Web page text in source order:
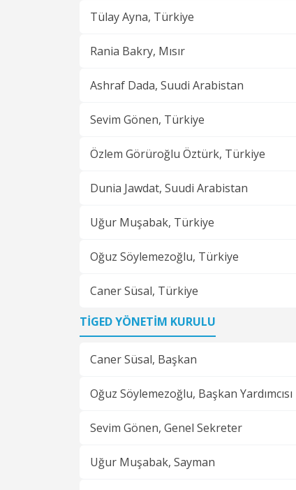
Tülay Ayna, Türkiye
Rania Bakry, Mısır
Ashraf Dada, Suudi Arabistan
Sevim Gönen, Türkiye
Özlem Görüroğlu Öztürk, Türkiye
Dunia Jawdat, Suudi Arabistan
Uğur Muşabak, Türkiye
Oğuz Söylemezoğlu, Türkiye
Caner Süsal, Türkiye
TİGED YÖNETİM KURULU
Caner Süsal, Başkan
Oğuz Söylemezoğlu, Başkan Yardımcısı
Sevim Gönen, Genel Sekreter
Uğur Muşabak, Sayman